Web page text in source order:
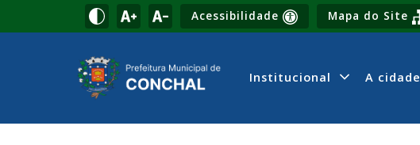
Acessibilidade Mapa do Site
Institucional A cidade